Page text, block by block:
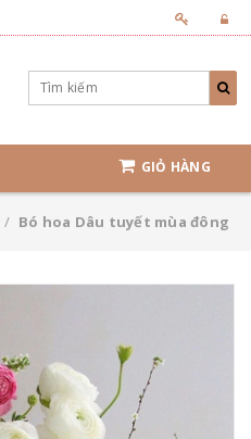
GIỎ HÀNG
/ Bó hoa Dâu tuyết mùa đông